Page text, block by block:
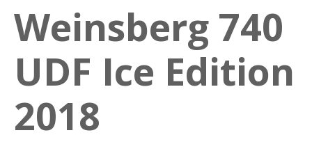
Weinsberg 740
UDF Ice Edition
2018